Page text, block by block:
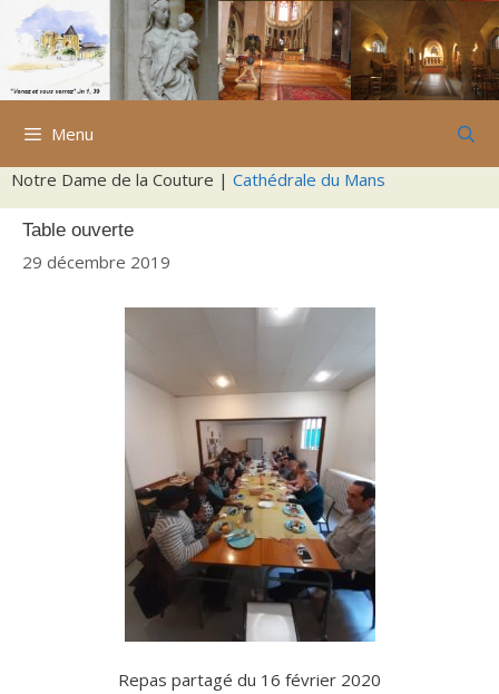
Aller
contenu
Menu
Notre Dame de la Couture | Cathédrale du Mans
Table ouverte
29 décembre 2019
Repas partagé du 16 février 2020